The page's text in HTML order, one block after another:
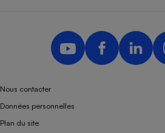
Nous contacter
Données personnelles
Plan du site